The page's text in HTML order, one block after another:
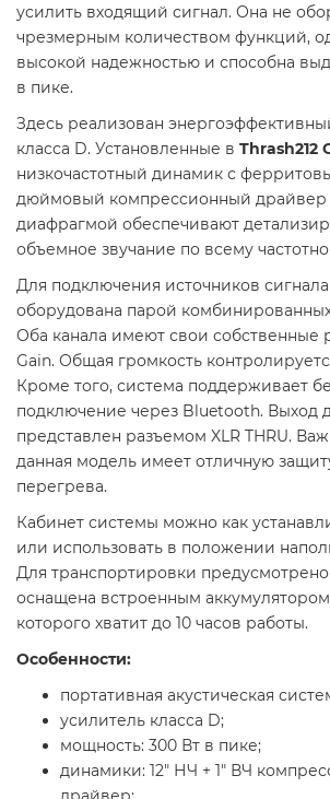
усилить входящий сигнал. Она не
чрезмерным количеством функций,
высокой надежностью и способна
в пике.
Здесь реализован
класса D. Установленные в Thrash212
низкочастотный динамик с
дюймовый компрессионный драйвер
диафрагмой обеспечивают
объемное звучание по всему
Для подключения источников
оборудована парой комбинированных
Оба канала имеют свои собственные
Gain. Общая громкость
Кроме того, система поддерживает
подключение через Bluetooth. Выход
представлен разъемом XLR THRU.
данная модель имеет отличную
перегрева.
Кабинет системы можно как
или использовать в положении
Для транспортировки
оснащена встроенным
которого хватит до 10 часов работы.
Особенности:
портативная акустическая
усилитель класса D;
мощность: 300 Вт в пике;
динамики: 12" НЧ + 1" ВЧ